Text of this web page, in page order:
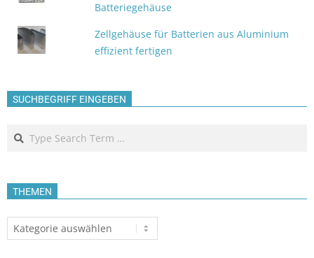
Batteriegehäuse
Zellgehäuse für Batterien aus Aluminium
effizient fertigen
SUCHBEGRIFF EINGEBEN
Search
THEMEN
Themen